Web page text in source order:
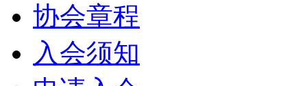
协会章程
入会须知